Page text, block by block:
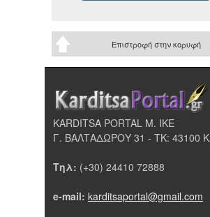
Επιστροφή στην κορυφή
KARDITSA PORTAL Μ. ΙΚΕ
Γ. ΒΑΛΤΑΔΩΡΟΥ 31 - ΤΚ: 43100
Τηλ: (+30) 24410 72888
e-mail: karditsaportal@gmail.com